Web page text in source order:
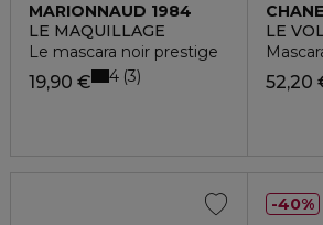
MARIONNAUD 1984
LE MAQUILLAGE
Le mascara noir prestige
19,90 € 4 3
LE
52,20
40%